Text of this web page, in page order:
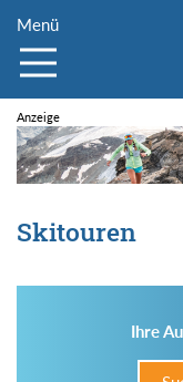
Menü
Skitouren
Ihre